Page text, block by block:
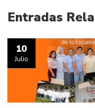
Entradas
10
Julio